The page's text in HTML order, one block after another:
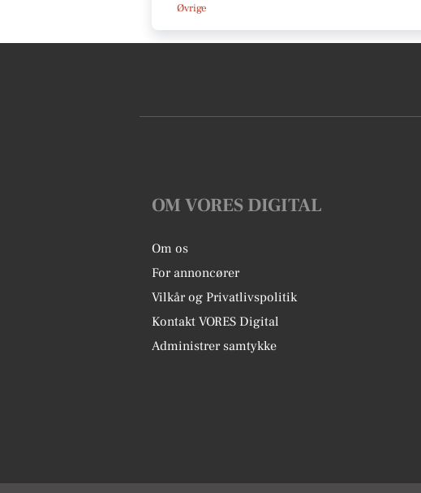
Øvrige
OM VORES DIGITAL
Om os
For annoncører
Vilkår og Privatlivspolitik
Kontakt VORES Digital
Administrer samtykke